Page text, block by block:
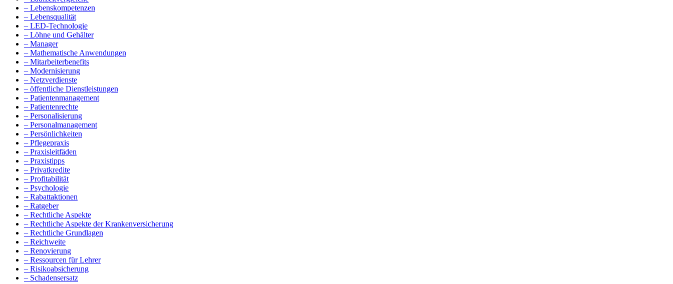
– Lebenskompetenzen
– Lebensqualität
– LED-Technologie
– Löhne und Gehälter
– Manager
– Mathematische Anwendungen
– Mitarbeiterbenefits
– Modernisierung
– Netzverdienste
– öffentliche Dienstleistungen
– Patientenmanagement
– Patientenrechte
– Personalisierung
– Personalmanagement
– Persönlichkeiten
– Pflegepraxis
– Praxisleitfäden
– Praxistipps
– Privatkredite
– Profitabilität
– Psychologie
– Rabattaktionen
– Ratgeber
– Rechtliche Aspekte
– Rechtliche Aspekte der Krankenversicherung
– Rechtliche Grundlagen
– Reichweite
– Renovierung
– Ressourcen für Lehrer
– Risikoabsicherung
– Schadensersatz